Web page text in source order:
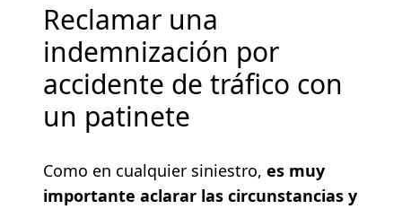
Reclamar una
indemnización por
accidente de tráfico con
un patinete
Como en cualquier siniestro, es muy
importante aclarar las circunstancias y